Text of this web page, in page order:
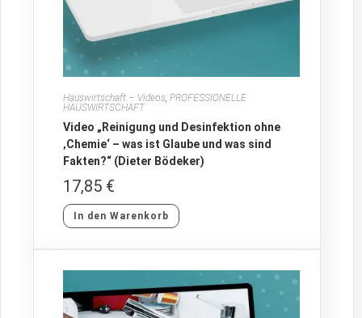
Hauswirtschaft – Videos ,PROFESSIONELLE
HAUSWIRTSCHAFT
Video „Reinigung und Desinfektion ohne
‚Chemie‘ – was ist Glaube und was sind
Fakten?“ (Dieter Bödeker)
17,85 €
In den Warenkorb